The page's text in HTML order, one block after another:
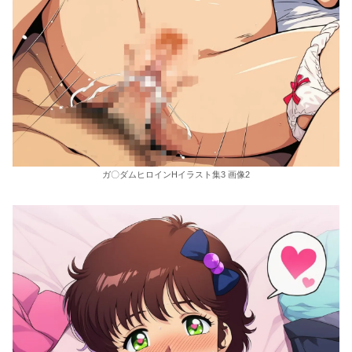
ガ〇ダムヒロインHイラスト集3 画像2